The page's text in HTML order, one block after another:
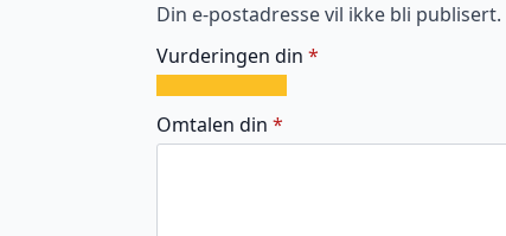
Din e-postadresse vil ikke bli publisert.
Vurderingen din *
av
5
av
5
av
5
av
5
av
5
Omtalen din *